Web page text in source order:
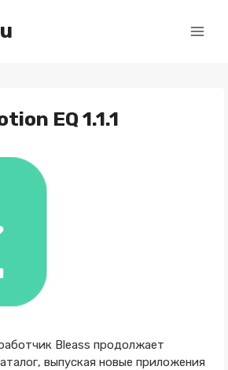
EQ 1.1.1
Bleass продолжает
выпуская новые приложения